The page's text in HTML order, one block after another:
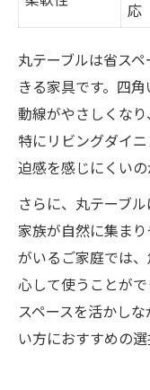
応
丸テーブルは省ス
きる家具です。四
動線がやさしくなり
特にリビングダイ
迫感を感じにくいの
さらに、丸テーブ
家族が自然に集ま
がいるご家庭では
心して使うことが
スペースを活かし
い方におすすめの選